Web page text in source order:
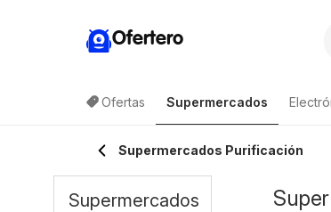
Ofertero
Ofertas Supermercados
Supermercados Purificación
Supermercados